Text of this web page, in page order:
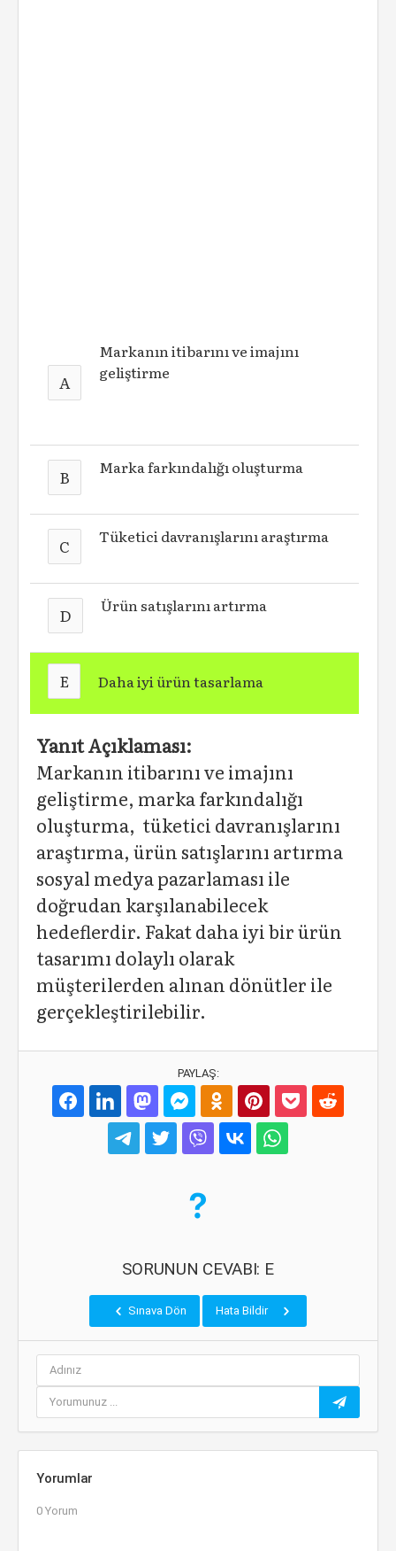
A
Markanın itibarını ve imajını
geliştirme
B Marka farkındalığı oluşturma
C Tüketici davranışlarını araştırma
D Ürün satışlarını artırma
E Daha iyi ürün tasarlama
Yanıt Açıklaması:
Markanın itibarını ve imajını
geliştirme, marka farkındalığı
oluşturma, tüketici davranışlarını
araştırma, ürün satışlarını artırma
sosyal medya pazarlaması ile
doğrudan karşılanabilecek
hedeflerdir. Fakat daha iyi bir ürün
tasarımı dolaylı olarak
müşterilerden alınan dönütler ile
gerçekleştirilebilir.
PAYLAŞ:
SORUNUN CEVABI: E
Sınava Dön Hata Bildir
Yorumlar
0 Yorum